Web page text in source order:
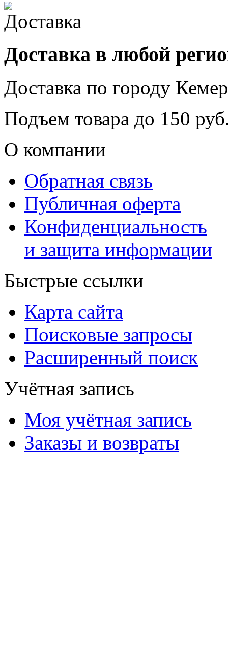
Доставка в любой
Доставка по городу
Подъем товара до 150
О компании
Обратная связь
Публичная оферта
Конфиденциальность
и защита информации
Быстрые ссылки
Карта сайта
Поисковые запросы
Расширенный поиск
Учётная запись
Моя учётная запись
Заказы и возвраты